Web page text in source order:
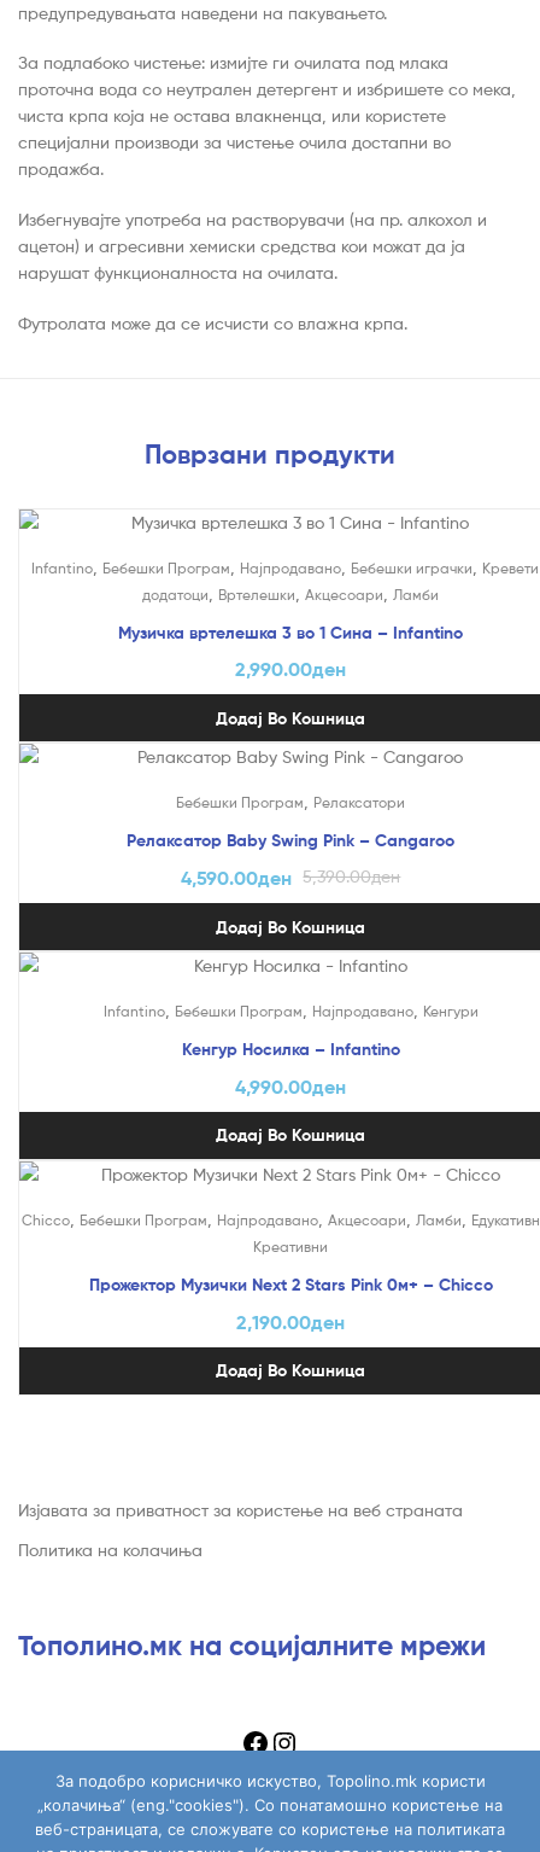
предупредувањата наведени на пакувањето.
За подлабоко чистење: измијте ги очилата под млака
проточна вода со неутрален детергент и избришете со мека,
чиста крпа која не остава влакненца, или користете
специјални производи за чистење очила достапни во
продажба.
Избегнувајте употреба на растворувачи (на пр. алкохол и
ацетон) и агресивни хемиски средства кои можат да ја
нарушат функционалноста на очилата.
Футролата може да се исчисти со влажна крпа.
Поврзани продукти
Infantino, Бебешки Програм Најпродавано, Бебешки играчки
додатоци
Вртелешки Акцесоари Ламби
Музичка вртелешка 3 во 1 Сина – Infantino
2,990.00ден
Додај Во Кошница
Бебешки Програм, Релаксатори
Релаксатор Baby Swing Pink – Cangaroo
5,390.00ден
4,590.00ден
Додај Во Кошница
Infantino, Бебешки Програм Најпродавано, Кенгури
Кенгур Носилка – Infantino
4,990.00ден
Додај Во Кошница
Chicco, Бебешки Програм Најпродавано, Акцесоари Ламби
Креативни
Прожектор Музички Next 2 Stars Pink 0м+ – Chicco
2,190.00ден
Додај Во Кошница
Изјавата за приватност за користење на веб страната
Политика на колачиња
Тополино.мк на социјалните мрежи
За подобро корисничко искуство, Topolino.mk користи
„колачиња“ (eng."cookies"). Со понатамошно користење на
веб-страницата, се сложувате со користење на политиката